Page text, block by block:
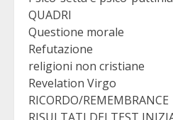
QUADRI
Questione morale
Refutazione
religioni non cristiane
Revelation Virgo
RICORDO/REMEMBRANCE